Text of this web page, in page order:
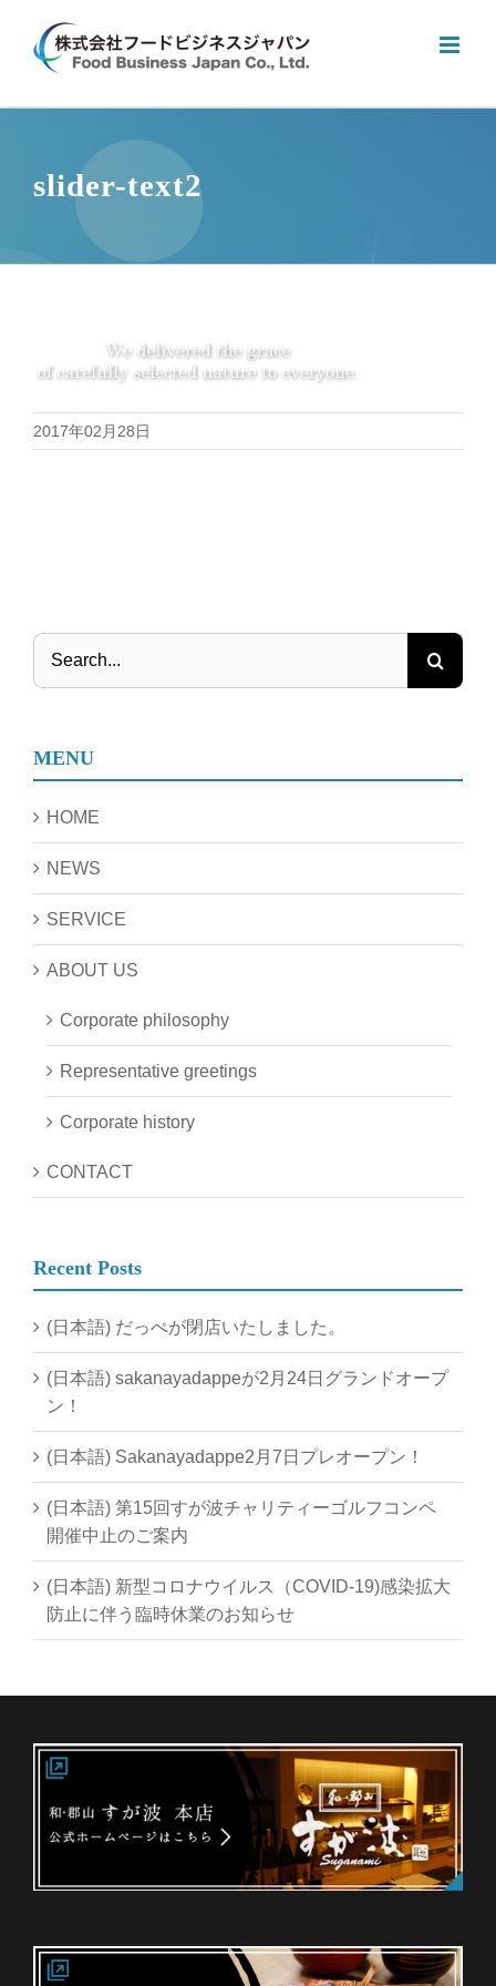
content
slider-text2
2017年02月28日
Search
MENU
HOME
NEWS
SERVICE
ABOUT US
Corporate philosophy
Representative greetings
Corporate history
CONTACT
Recent Posts
(日本語) だっぺが閉店いたしました。
(日本語) sakanayadappeが2月24日グランドオープ
ン！
(日本語) Sakanayadappe2月7日プレオープン！
(日本語) 第15回すが波チャリティーゴルフコンペ
開催中止のご案内
(日本語) 新型コロナウイルス（COVID-19)感染拡大
防止に伴う臨時休業のお知らせ